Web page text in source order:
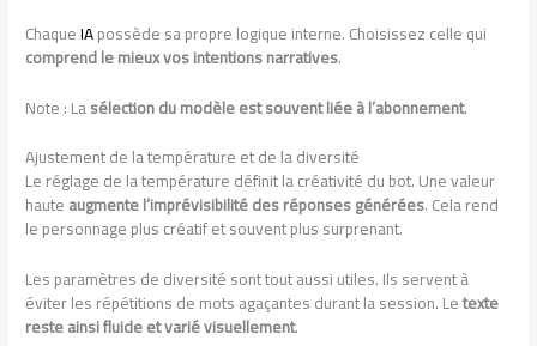
ChaqueIApossède sa propre logique interne. Choisissez celle qui
comprend le mieux vos intentions narratives.
Note : Lasélection du modèle est souvent liée à l’abonnement.
Ajustement de la température et de la diversité
Le réglage de la température définit la créativité du bot. Une valeur
hauteaugmente l’imprévisibilité des réponses générées. Cela rend
le personnage plus créatif et souvent plus surprenant.
Les paramètres de diversité sont tout aussi utiles. Ils servent à
éviter les répétitions de mots agaçantes durant la session. Letexte
reste ainsi fluide et varié visuellement.